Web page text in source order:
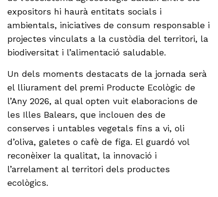
expositors hi haurà entitats socials i
ambientals, iniciatives de consum responsable i
projectes vinculats a la custòdia del territori, la
biodiversitat i l’alimentació saludable.
Un dels moments destacats de la jornada serà
el lliurament del premi Producte Ecològic de
l’Any 2026, al qual opten vuit elaboracions de
les Illes Balears, que inclouen des de
conserves i untables vegetals fins a vi, oli
d’oliva, galetes o cafè de figa. El guardó vol
reconèixer la qualitat, la innovació i
l’arrelament al territori dels productes
ecològics.